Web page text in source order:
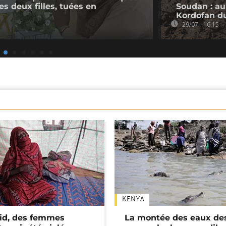
deux filles, tuées en
Soudan :
Kordofan
29/07 - 16:15
des femmes
KENYA
La montée des eaux